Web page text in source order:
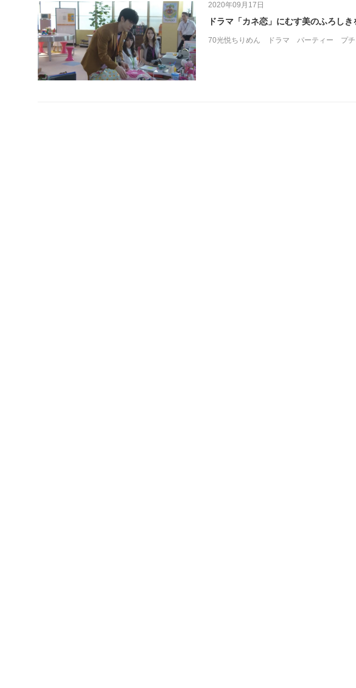
2020年09月17日
ドラマ「カネ恋」にむす美のふろし
70光悦ちりめん ドラマ パーティー プ